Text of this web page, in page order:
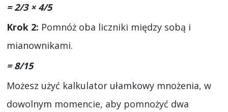
= 2/3 × 4/5
Krok 2: Pomnóż oba liczniki między sobą i
mianownikami.
= 8/15
Możesz użyć kalkulator ułamkowy mnożenia, w
dowolnym momencie, aby pomnożyć dwa